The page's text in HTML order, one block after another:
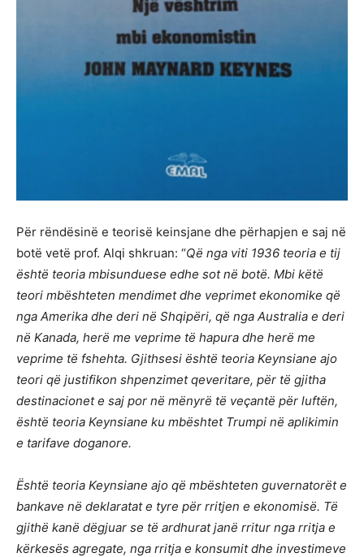
Për rëndësinë e teorisë keinsjane dhe përhapjen e saj në
botë vetë prof. Alqi shkruan: “Që nga viti 1936 teoria e tij
është teoria mbisunduese edhe sot në botë. Mbi këtë
teori mbështeten mendimet dhe veprimet ekonomike që
nga Amerika dhe deri në Shqipëri, që nga Australia e deri
në Kanada, herë me veprime të hapura dhe herë me
veprime të fshehta. Gjithsesi është teoria Keynsiane ajo
teori që justifikon shpenzimet qeveritare, për të gjitha
destinacionet e saj por në mënyrë të veçantë për luftën,
është teoria Keynsiane ku mbështet Trumpi në aplikimin
e tarifave doganore.
Është teoria Keynsiane ajo që mbështeten guvernatorët e
bankave në deklaratat e tyre për rritjen e ekonomisë. Të
gjithë kanë dëgjuar se të ardhurat janë rritur nga rritja e
kërkesës agregate, nga rritja e konsumit dhe investimeve